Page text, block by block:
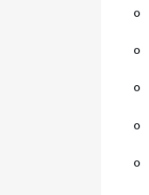
⚬
⚬
⚬
⚬
⚬